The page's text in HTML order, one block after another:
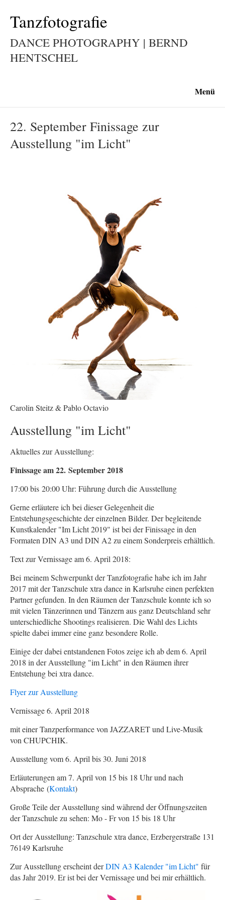
Tanzfotografie
DANCE PHOTOGRAPHY | BERND
HENTSCHEL
Menü
22. September Finissage zur
Ausstellung "im Licht"
Carolin Steitz & Pablo Octavio
Ausstellung "im Licht"
Aktuelles zur Ausstellung:
Finissage am 22. September 2018
17:00 bis 20:00 Uhr: Führung durch die Ausstellung
Gerne erläutere ich bei dieser Gelegenheit die
Entstehungsgeschichte der einzelnen Bilder. Der begleitende
Kunstkalender "Im Licht 2019" ist bei der Finissage in den
Formaten DIN A3 und DIN A2 zu einem Sonderpreis erhältlich.
Text zur Vernissage am 6. April 2018:
Bei meinem Schwerpunkt der Tanzfotografie habe ich im Jahr
2017 mit der Tanzschule xtra dance in Karlsruhe einen perfekten
Partner gefunden. In den Räumen der Tanzschule konnte ich so
mit vielen Tänzerinnen und Tänzern aus ganz Deutschland sehr
unterschiedliche Shootings realisieren. Die Wahl des Lichts
spielte dabei immer eine ganz besondere Rolle.
Einige der dabei entstandenen Fotos zeige ich ab dem 6. April
2018 in der Ausstellung "im Licht" in den Räumen ihrer
Entstehung bei xtra dance.
Flyer zur Ausstellung
Vernissage 6. April 2018
mit einer Tanzperformance von JAZZARET und Live-Musik
von CHUPCHIK.
Ausstellung vom 6. April bis 30. Juni 2018
Erläuterungen am 7. April von 15 bis 18 Uhr und nach
Absprache (Kontakt)
Große Teile der Ausstellung sind während der Öffnungszeiten
der Tanzschule zu sehen: Mo - Fr von 15 bis 18 Uhr
Ort der Ausstellung: Tanzschule xtra dance, Erzbergerstraße 131
76149 Karlsruhe
Zur Ausstellung erscheint derDIN A3 Kalender "im Licht" für
das Jahr 2019. Er ist bei der Vernissage und bei mir erhältlich.